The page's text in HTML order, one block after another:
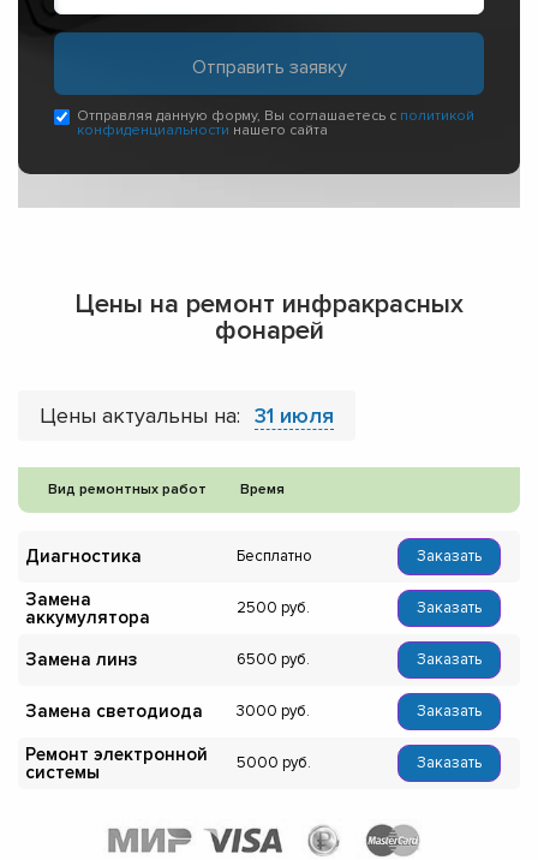
Отправляя данную форму, Вы соглашаетесь с политикой
конфиденциальности нашего сайта
Цены на ремонт инфракрасных
фонарей
Цены актуальны на: 31 июля
Вид ремонтных работ Время
Диагностика Бесплатно Заказать
Замена
аккумулятора
2500 Заказать
Замена линз 6500 Заказать
Замена светодиода 3000 Заказать
Ремонт электронной
системы
5000 Заказать